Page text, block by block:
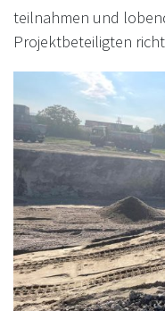
teilnahmen und
Projektbeteiligten